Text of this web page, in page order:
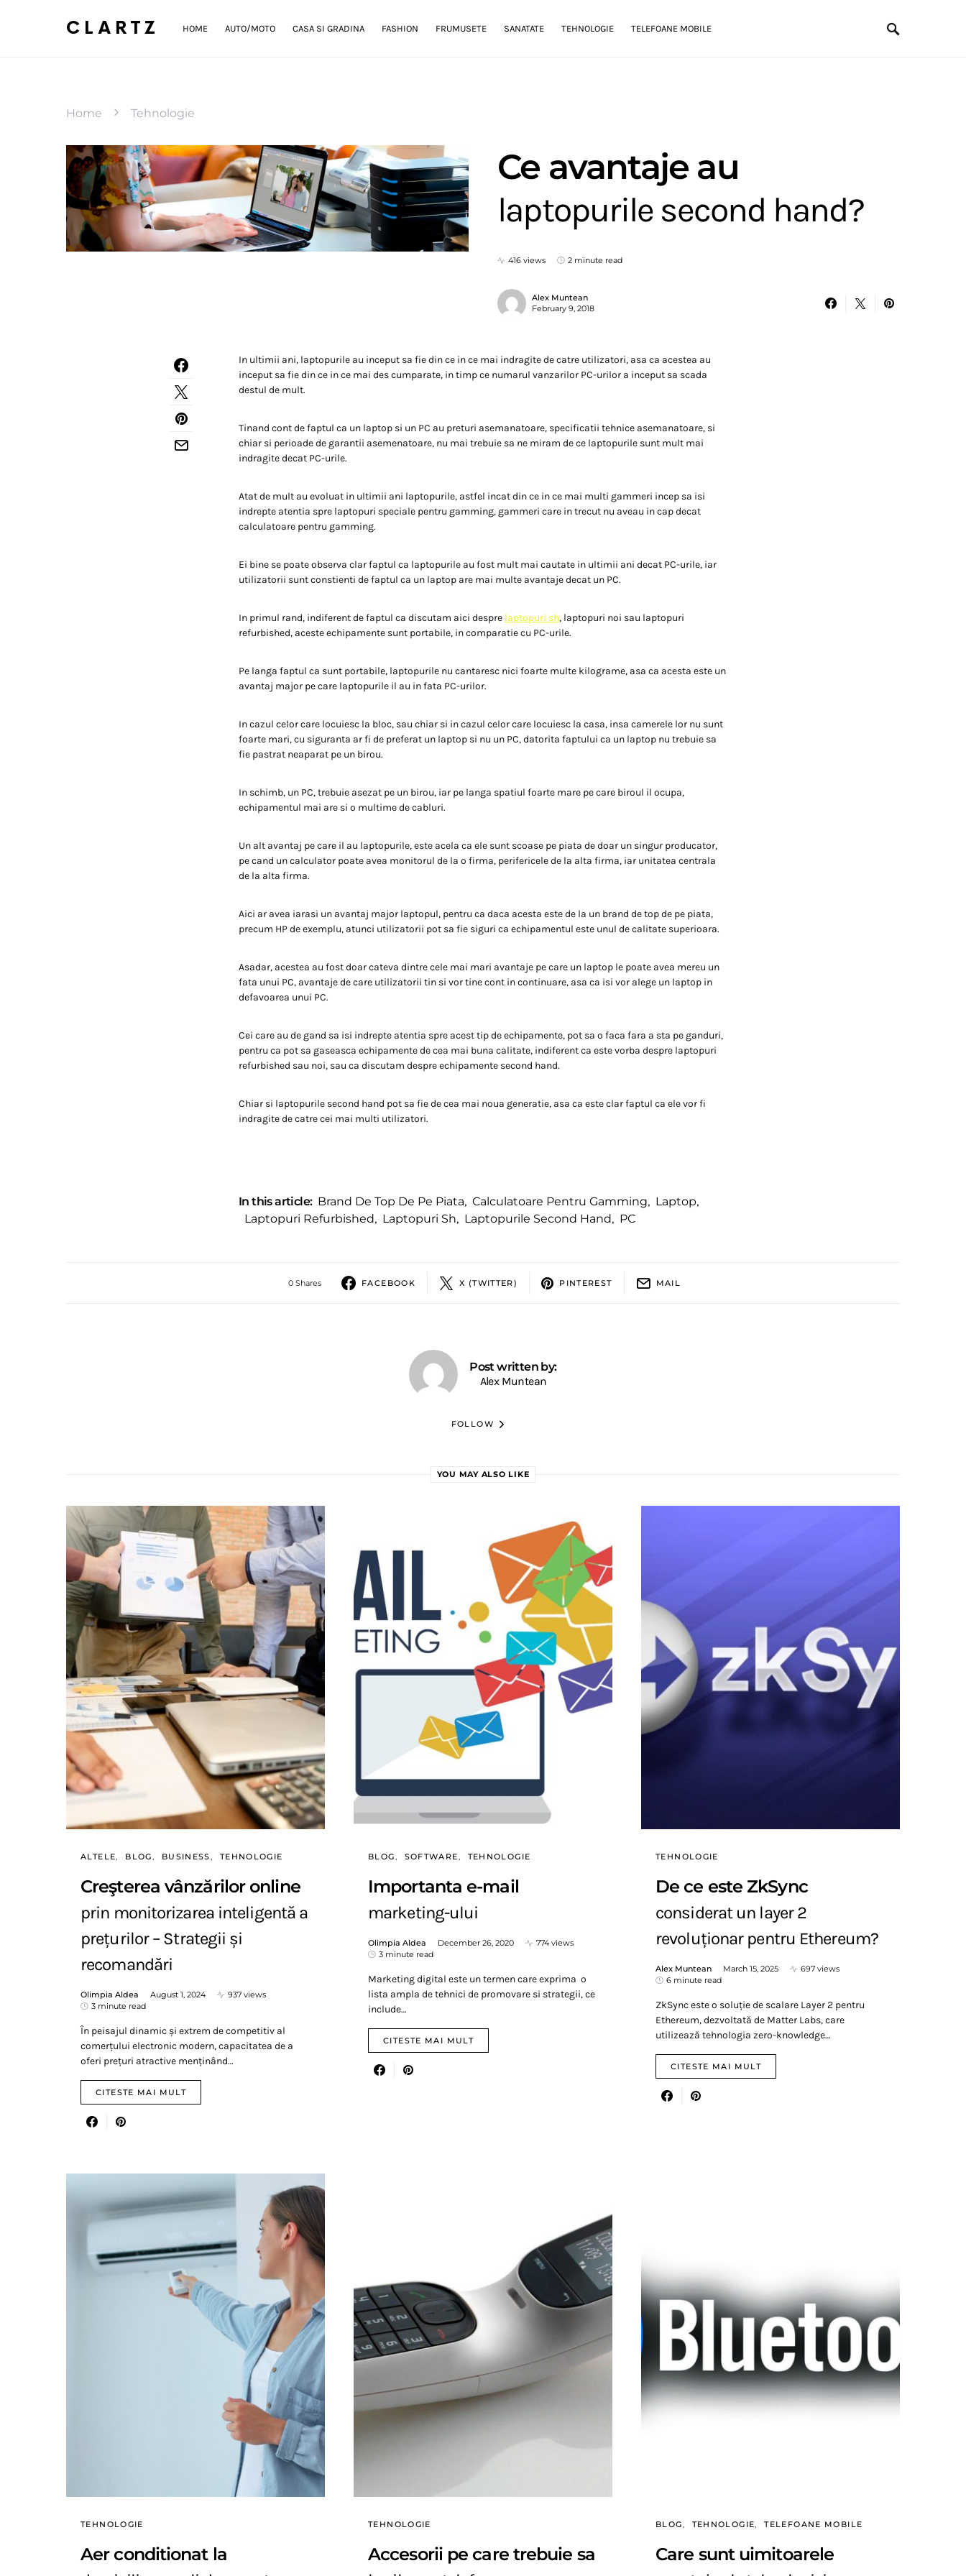
CLARTZ HOME AUTO/MOTO CASA SI GRADINA FASHION FRUMUSETE SANATATE TEHNOLOGIE TELEFOANE MOBILE
Home Tehnologie
Ce avantaje au
laptopurile second hand?
416 views 2 minute read
Alex Muntean
February 9, 2018
In ultimii ani, laptopurile au inceput sa fie din ce in ce mai indragite de catre utilizatori, asa ca acestea au
inceput sa fie din ce in ce mai des cumparate, in timp ce numarul vanzarilor PC-urilor a inceput sa scada
destul de mult.
Tinand cont de faptul ca un laptop si un PC au preturi asemanatoare, specificatii tehnice asemanatoare, si
chiar si perioade de garantii asemenatoare, nu mai trebuie sa ne miram de ce laptopurile sunt mult mai
indragite decat PC-urile.
Atat de mult au evoluat in ultimii ani laptopurile, astfel incat din ce in ce mai multi gammeri incep sa isi
indrepte atentia spre laptopuri speciale pentru gamming, gammeri care in trecut nu aveau in cap decat
calculatoare pentru gamming.
Ei bine se poate observa clar faptul ca laptopurile au fost mult mai cautate in ultimii ani decat PC-urile, iar
utilizatorii sunt constienti de faptul ca un laptop are mai multe avantaje decat un PC.
In primul rand, indiferent de faptul ca discutam aici despre laptopuri sh, laptopuri noi sau laptopuri
refurbished, aceste echipamente sunt portabile, in comparatie cu PC-urile.
Pe langa faptul ca sunt portabile, laptopurile nu cantaresc nici foarte multe kilograme, asa ca acesta este un
avantaj major pe care laptopurile il au in fata PC-urilor.
In cazul celor care locuiesc la bloc, sau chiar si in cazul celor care locuiesc la casa, insa camerele lor nu sunt
foarte mari, cu siguranta ar fi de preferat un laptop si nu un PC, datorita faptului ca un laptop nu trebuie sa
fie pastrat neaparat pe un birou.
In schimb, un PC, trebuie asezat pe un birou, iar pe langa spatiul foarte mare pe care biroul il ocupa,
echipamentul mai are si o multime de cabluri.
Un alt avantaj pe care il au laptopurile, este acela ca ele sunt scoase pe piata de doar un singur producator,
pe cand un calculator poate avea monitorul de la o firma, perifericele de la alta firma, iar unitatea centrala
de la alta firma.
Aici ar avea iarasi un avantaj major laptopul, pentru ca daca acesta este de la un brand de top de pe piata,
precum HP de exemplu, atunci utilizatorii pot sa fie siguri ca echipamentul este unul de calitate superioara.
Asadar, acestea au fost doar cateva dintre cele mai mari avantaje pe care un laptop le poate avea mereu un
fata unui PC, avantaje de care utilizatorii tin si vor tine cont in continuare, asa ca isi vor alege un laptop in
defavoarea unui PC.
Cei care au de gand sa isi indrepte atentia spre acest tip de echipamente, pot sa o faca fara a sta pe ganduri,
pentru ca pot sa gaseasca echipamente de cea mai buna calitate, indiferent ca este vorba despre laptopuri
refurbished sau noi, sau ca discutam despre echipamente second hand.
Chiar si laptopurile second hand pot sa fie de cea mai noua generatie, asa ca este clar faptul ca ele vor fi
indragite de catre cei mai multi utilizatori.
In this article: Brand De Top De Pe Piata, Calculatoare Pentru Gamming, Laptop,
Laptopuri Refurbished, Laptopuri Sh, Laptopurile Second Hand, PC
0 Shares FACEBOOK X (TWITTER) PINTEREST MAIL
Post written by:
Alex Muntean
FOLLOW
YOU MAY ALSO LIKE
ALTELE BLOG BUSINESS TEHNOLOGIE
Creşterea vânzărilor online
prin monitorizarea inteligentă a
prețurilor – Strategii și
recomandări
Olimpia Aldea August 1, 2024
937 views
3 minute read
În peisajul dinamic și extrem de competitiv al
comerțului electronic modern, capacitatea de a
oferi prețuri atractive menținând…
CITESTE MAI MULT
BLOG SOFTWARE TEHNOLOGIE
Importanta e-mail
marketing-ului
Olimpia Aldea December 26, 2020
774 views
3 minute read
Marketing digital este un termen care exprima o
lista ampla de tehnici de promovare si strategii, ce
include…
CITESTE MAI MULT
TEHNOLOGIE
De ce este ZkSync
considerat un layer 2
revoluționar pentru Ethereum?​​
Alex Muntean March 15, 2025
697 views
6 minute read
ZkSync este o soluție de scalare Layer 2 pentru
Ethereum, dezvoltată de Matter Labs, care
utilizează tehnologia zero-knowledge…
CITESTE MAI MULT
TEHNOLOGIE
Aer conditionat la
TEHNOLOGIE
Accesorii pe care trebuie sa
BLOG TEHNOLOGIE TELEFOANE MOBILE
Care sunt uimitoarele